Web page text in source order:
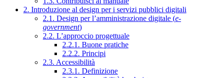
2. Introduzione al design per i servizi pubblici digitali
2.1. Design per l’amministrazione digitale (e-
government)
2.2. L’approccio progettuale
2.2.1. Buone pratiche
2.2.2. Principi
2.3. Accessibilità
2.3.1. Definizione